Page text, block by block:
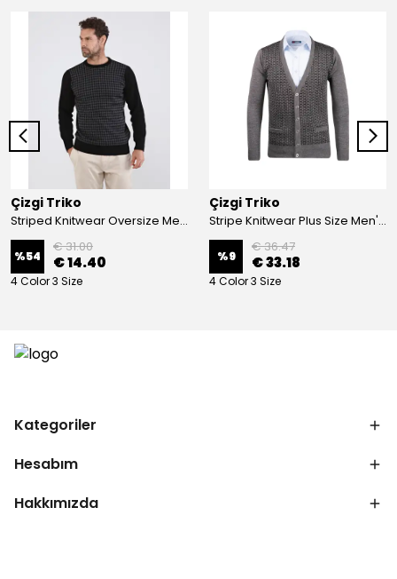
Çizgi Triko
Striped Knitwear Oversize Men's Crew Neck Knitwear Sweater Patterned Steel Knit Classic with Sleeve and Waist Elastic - BLACK
%54
€ 31.00
€ 14.40
4 Color 3 Size
Çizgi Triko
Stripe Knitwear Plus Size Men's V-Neck Knitwear Cardigan Buttoned Pocket Detailed Patterned Steel Knitted Classic Pattern - GREY
%9
€ 36.47
€ 33.18
4 Color 3 Size
Kategoriler
Hesabım
Hakkımızda